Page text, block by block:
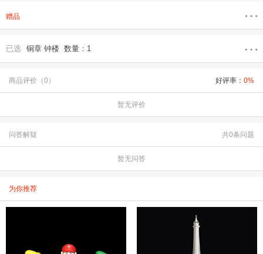
赠品
已选 铜章 钟楼 数量：1
商品评价（0） 好评率： 0%
暂无评价
问答解疑 共0条问题
暂无问答
为你推荐